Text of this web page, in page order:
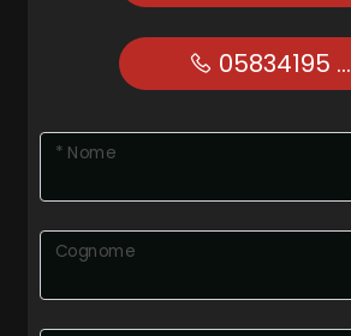
05834195 ...
* Nome
Cognome